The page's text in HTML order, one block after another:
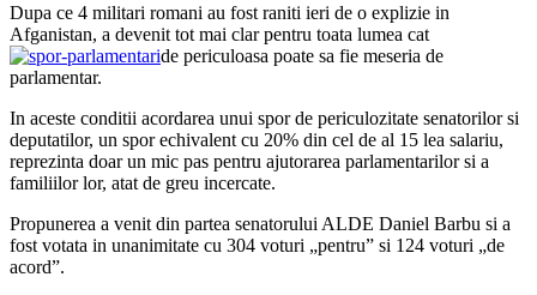
Dupa ce 4 militari romani au fost raniti ieri de o explizie in
Afganistan, a devenit tot mai clar pentru toata lumea cat
de periculoasa poate sa fie meseria de
parlamentar.
In aceste conditii acordarea unui spor de periculozitate senatorilor si
deputatilor, un spor echivalent cu 20% din cel de al 15 lea salariu,
reprezinta doar un mic pas pentru ajutorarea parlamentarilor si a
familiilor lor, atat de greu incercate.
Propunerea a venit din partea senatorului ALDE Daniel Barbu si a
fost votata in unanimitate cu 304 voturi „pentru” si 124 voturi „de
acord”.